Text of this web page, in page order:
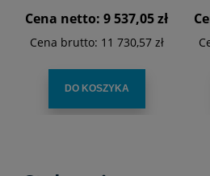
Cena netto: 9 537,05 zł
Cena brutto: 11 730,57 zł
DO KOSZYKA